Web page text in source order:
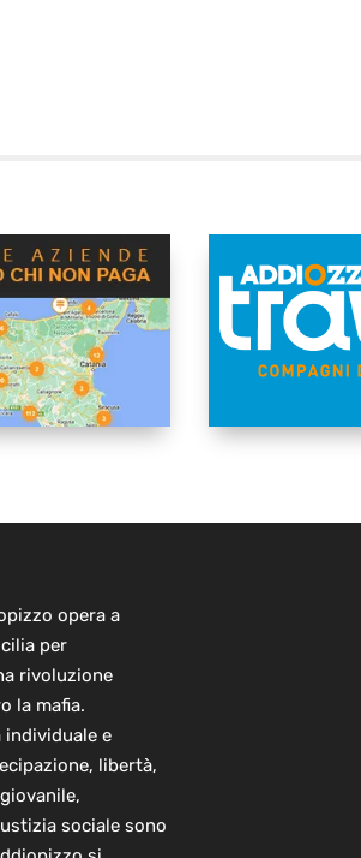
opera a
per
rivoluzione
la mafia.
individuale e
libertà,
sociale sono